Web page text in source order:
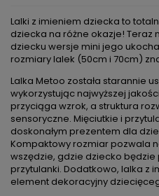
Lalki z imieniem dziecka to
dziecka na różne okazje! Teraz
dziecku wersje mini jego
rozmiary lalek (50cm i 70cm)
Lalka Metoo została starannie
wykorzystując najwyższej
przyciąga wzrok, a struktura
sensoryczne. Mięciutkie i
doskonałym prezentem dla
Kompaktowy rozmiar pozwala
wszędzie, gdzie dziecko będzie
przytulanki. Dodatkowo, lalka z
element dekoracyjny